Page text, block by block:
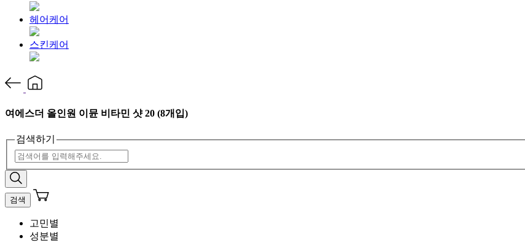
헤어케어
스킨케어
여에스더 올인원 이뮨 비타민 샷 20 (8개입)
검색하기
검색
고민별
성분별